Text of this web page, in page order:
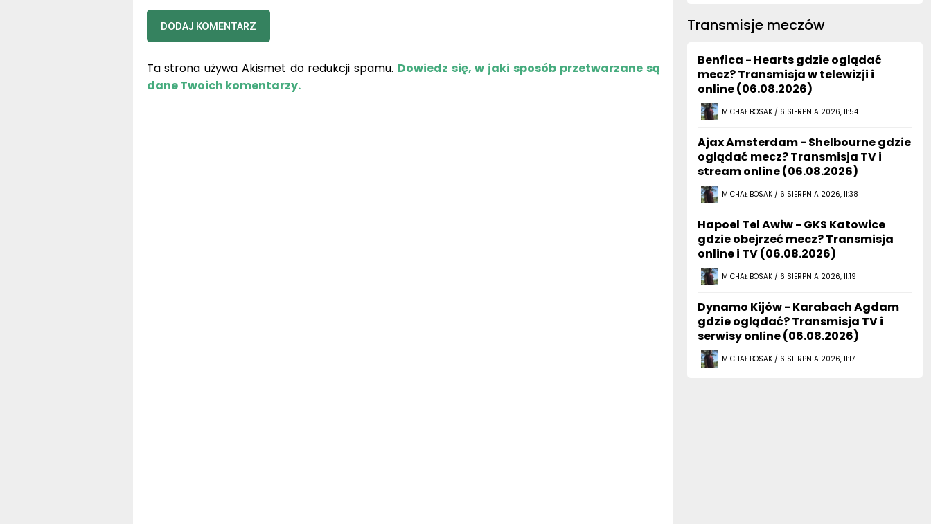
Ta strona używa Akismet do redukcji spamu. Dowiedz się, w jaki sposób przetwarzane są
dane Twoich komentarzy.
Transmisje meczów
Benfica - Hearts gdzie oglądać
mecz? Transmisja w telewizji i
online (06.08.2026)
MICHAŁ BOSAK / 6 SIERPNIA 2026, 11:54
Ajax Amsterdam - Shelbourne gdzie
oglądać mecz? Transmisja TV i
stream online (06.08.2026)
MICHAŁ BOSAK / 6 SIERPNIA 2026, 11:38
Hapoel Tel Awiw - GKS Katowice
gdzie obejrzeć mecz? Transmisja
online i TV (06.08.2026)
MICHAŁ BOSAK / 6 SIERPNIA 2026, 11:19
Dynamo Kijów - Karabach Agdam
gdzie oglądać? Transmisja TV i
serwisy online (06.08.2026)
MICHAŁ BOSAK / 6 SIERPNIA 2026, 11:17